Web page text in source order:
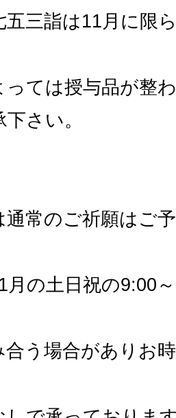
三詣は11月に限
ては授与品が整
さい。
常のご祈願はご
の土日祝の9:00
う場合がありお